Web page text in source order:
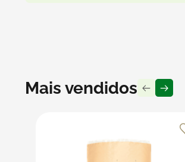
Mais vendidos